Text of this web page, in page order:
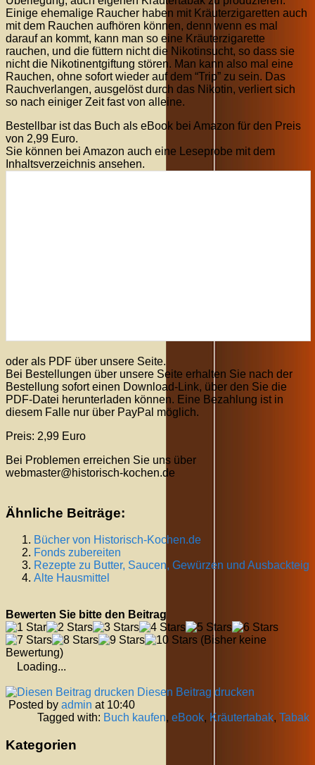
Einige ehemalige Raucher haben mit Kräuterzigaretten auch
mit dem Rauchen aufhören können, denn wenn es mal
darauf an kommt, kann man so eine Kräuterzigarette
rauchen, und die füttern nicht die Nikotinsucht, so dass sie
nicht die Nikotinentgiftung stören. Man kann also mal eine
Rauchen, ohne sofort wieder auf dem “Trip” zu sein. Das
Rauchverlangen, ausgelöst durch das Nikotin, verliert sich
so nach einiger Zeit fast von alleine.
Bestellbar ist das Buch als eBook bei Amazon für den Preis
von 2,99 Euro.
Sie können bei Amazon auch eine Leseprobe mit dem
Inhaltsverzeichnis ansehen.
oder als PDF über unsere Seite.
Bei Bestellungen über unsere Seite erhalten Sie nach der
Bestellung sofort einen Download-Link, über den Sie die
PDF-Datei herunterladen können. Eine Bezahlung ist in
diesem Falle nur über PayPal möglich.
Preis: 2,99 Euro
Bei Problemen erreichen Sie uns über
webmaster@historisch-kochen.de
Ähnliche Beiträge:
Bücher von Historisch-Kochen.de
Fonds zubereiten
Rezepte zu Butter, Saucen, Gewürzen und Ausbackteig
Alte Hausmittel
Bewerten Sie bitte den Beitrag
(Bisher keine
Bewertung)
Loading...
Diesen Beitrag drucken
Posted by admin at 10:40
Tagged with: Buch kaufen, eBook, Kräutertabak, Tabak
Kategorien